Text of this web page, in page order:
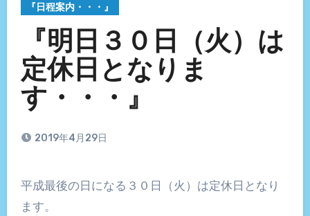
『日程案内・・・』
『明日３０日（火）は
定休日となりま
す・・・』
2019年4月29日
平成最後の日になる３０日（火）は定休日となり
ます。